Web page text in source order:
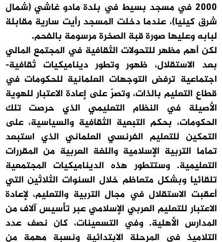
2000 في مسجد بسيط في بلدة مادو غاشي (شمال
شرق كينيا)، عندما دخلت المسجد رأيت سارية مقابلة
لبابه وعليها صورة قبة الصخرة مرسومة بالفحم.
لكن أهم مظهر للتحولات الثقافية في المجتمع المالي
بعد الاستقلال، ظهور وتطور ديناميكيات ثقافية-
اجتماعية ترفض التوجهات العلمانية للحكومات في
قطاع التعليم بالذات، وتصرّ على إعادة الاعتبار للهوية
الأصيلة في النظام التعليمي الذي حرصت تلك
الحكومات، بحكم التبعية الثقافية والسياسية، على
التمكين للتعليم الفرنسي العلماني الذي استبعد
تماما التربية الإسلامية واللغة العربية من المقررات
التعليمية. وستتطور هذه الديناميكيات المجتمعية
تلقائيا وبشكل متعاظم خلال السنوات الثلاثين التي
أعقبت الاستقلال في مجال التربية والتعليم، لإعادة
الاعتبار للتعليم العربي الإسلامي عبر تأسيس آلاف من
المدارس الأهلية. وفي التسعينات، كان نصف عدد
التلاميذ في المرحلة الابتدائية ونسبة مهمة من